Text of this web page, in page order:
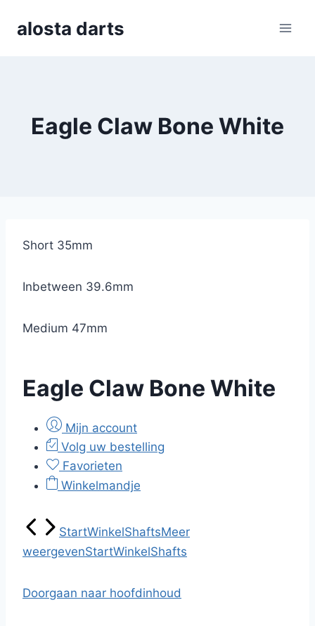
alosta darts
Eagle Claw Bone White
Short 35mm
Inbetween 39.6mm
Medium 47mm
Eagle Claw Bone White
Mijn account
Volg uw bestelling
Favorieten
Winkelmandje
StartWinkelShaftsMeer
weergevenStartWinkelShafts
Doorgaan naar hoofdinhoud